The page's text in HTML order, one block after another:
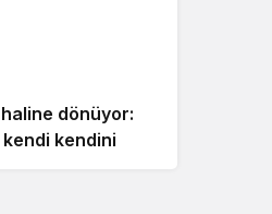
dönüyor:
kendini